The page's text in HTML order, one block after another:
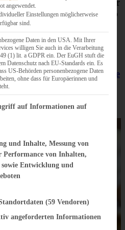
oder anderem Obst Eurer
Fan und fand es so
aus!
mit Mirabellen? Dann
Mirabellen-Frangipane-Tarte
Streuselkuchen
angewendet.
Einstellungen möglicherweise
sind.
Daten in den USA. Mit Ihrer
willigen Sie auch in die Verarbeitung
(1) lit. a GDPR ein. Der EuGH stuft die
Datenschutz nach EU-Standards ein. Es
US-Behörden personenbezogene Daten
ohne dass für Europäerinnen und
Zwecke des IAB Transparency and Consent
auf Informationen auf
und Inhalte, Messung von
Performance von Inhalten,
Entwicklung und
(59 Vendoren)
angeforderten Informationen